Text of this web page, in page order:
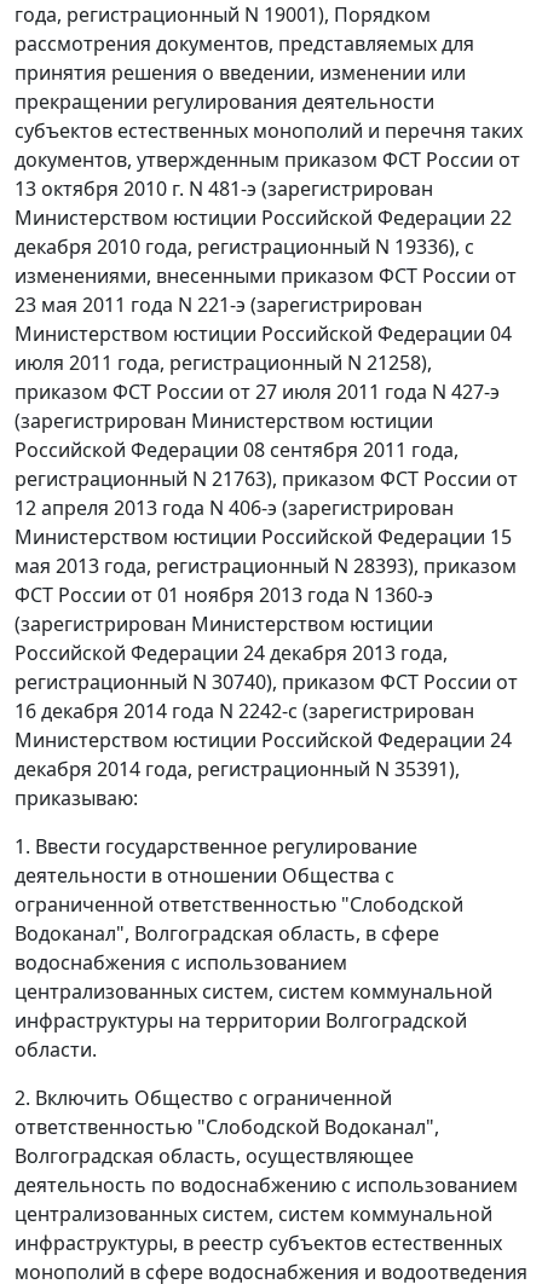
года, регистрационный N 19001), Порядком
рассмотрения документов, представляемых для
принятия решения о введении, изменении или
прекращении регулирования деятельности
субъектов естественных монополий и перечня таких
документов, утвержденным приказом ФСТ России от
13 октября 2010 г. N 481-э (зарегистрирован
Министерством юстиции Российской Федерации 22
декабря 2010 года, регистрационный N 19336), с
изменениями, внесенными приказом ФСТ России от
23 мая 2011 года N 221-э (зарегистрирован
Министерством юстиции Российской Федерации 04
июля 2011 года, регистрационный N 21258),
приказом ФСТ России от 27 июля 2011 года N 427-э
(зарегистрирован Министерством юстиции
Российской Федерации 08 сентября 2011 года,
регистрационный N 21763), приказом ФСТ России от
12 апреля 2013 года N 406-э (зарегистрирован
Министерством юстиции Российской Федерации 15
мая 2013 года, регистрационный N 28393), приказом
ФСТ России от 01 ноября 2013 года N 1360-э
(зарегистрирован Министерством юстиции
Российской Федерации 24 декабря 2013 года,
регистрационный N 30740), приказом ФСТ России от
16 декабря 2014 года N 2242-с (зарегистрирован
Министерством юстиции Российской Федерации 24
декабря 2014 года, регистрационный N 35391),
приказываю:
1. Ввести государственное регулирование
деятельности в отношении Общества с
ограниченной ответственностью "Слободской
Водоканал", Волгоградская область, в сфере
водоснабжения с использованием
централизованных систем, систем коммунальной
инфраструктуры на территории Волгоградской
области.
2. Включить Общество с ограниченной
ответственностью "Слободской Водоканал",
Волгоградская область, осуществляющее
деятельность по водоснабжению с использованием
централизованных систем, систем коммунальной
инфраструктуры, в реестр субъектов естественных
монополий в сфере водоснабжения и водоотведения